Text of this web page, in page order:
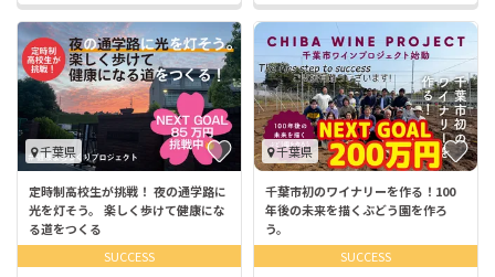
千葉県
定時制高校生が挑戦！ 夜の通学路に
光を灯そう。 楽しく歩けて健康にな
る道をつくる
SUCCESS
千葉県
千葉市初のワイナリーを作る！100
年後の未来を描くぶどう園を作ろ
う。
SUCCESS